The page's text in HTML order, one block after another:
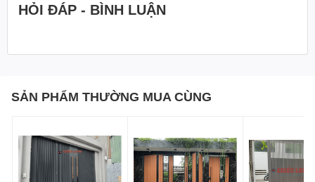
HỎI ĐÁP - BÌNH LUẬN
SẢN PHẨM THƯỜNG MUA CÙNG